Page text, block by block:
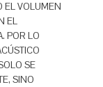
EL VOLUMEN
EL
POR LO
SE
SINO